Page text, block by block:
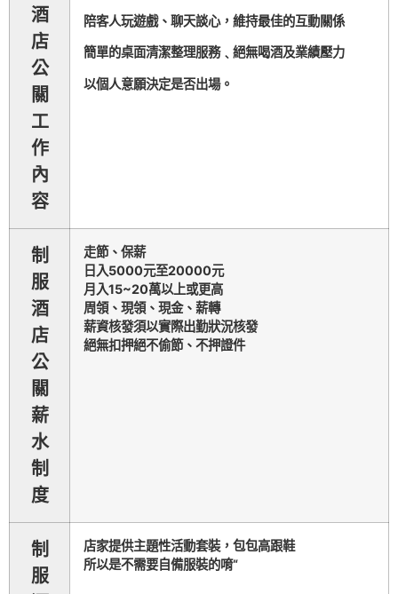
酒
店
公
關
工
作
內
容
陪客人玩遊戲、聊天談心，維持最佳的互動關係
簡單的桌面清潔整理服務﹑ 絕無喝酒及業績壓力
以個人意願決定是否出場。
制
服
酒
店
公
關
薪
水
制
度
走節、保薪
日入5000元至20000元
月入15~20萬以上或更高
周領、現領、現金、薪轉
薪資核發須以實際出勤狀況核發
絕無扣押絕不偷節、不押證件
制
服
店家提供主題性活動套裝，包包高跟鞋
所以是不需要自備服裝的唷“